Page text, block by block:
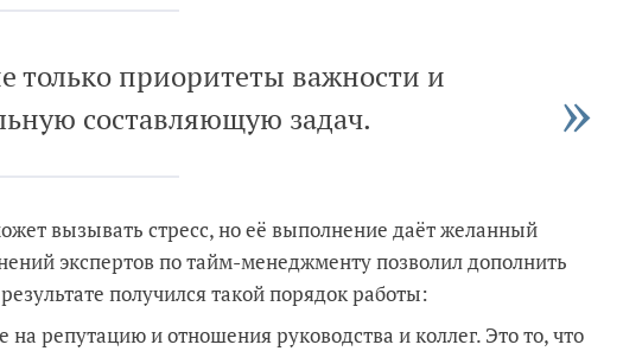
только приоритеты важности и
составляющую задач.
вызывать стресс, но её выполнение даёт желанный
экспертов по тайм-менеджменту позволил дополнить
получился такой порядок работы:
репутацию и отношения руководства и коллег. Это то, что